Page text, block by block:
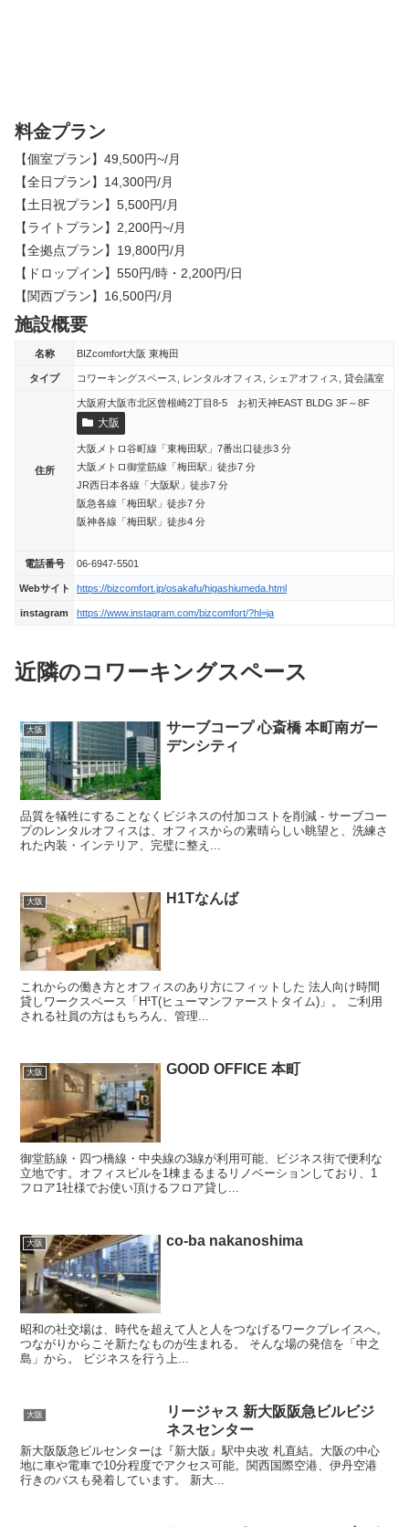
料金プラン
【個室プラン】49,500円~/月
【全日プラン】14,300円/月
【土日祝プラン】5,500円/月
【ライトプラン】2,200円~/月
【全拠点プラン】19,800円/月
【ドロップイン】550円/時・2,200円/日
【関西プラン】16,500円/月
施設概要
名称 BIZcomfort大阪 東梅田
タイプ コワーキングスペース, レンタルオフィス, シェアオフィス, 貸会議室
住所
大阪府大阪市北区曾根崎2丁目8-5 お初天神EAST BLDG 3F～8F
大阪
大阪メトロ谷町線「東梅田駅」7番出口徒歩3 分
大阪メトロ御堂筋線「梅田駅」徒歩7 分
JR西日本各線「大阪駅」徒歩7 分
阪急各線「梅田駅」徒歩7 分
阪神各線「梅田駅」徒歩4 分
電話番号 06-6947-5501
Webサイト https://bizcomfort.jp/osakafu/higashiumeda.html
instagram https://www.instagram.com/bizcomfort/?hl=ja
近隣のコワーキングスペース
大阪
サーブコープ 心斎橋 本町南ガー
デンシティ
品質を犠牲にすることなくビジネスの付加コストを削減 - サーブコー
プのレンタルオフィスは、オフィスからの素晴らしい眺望と、洗練さ
れた内装・インテリア、完璧に整え...
大阪 H1Tなんば
これからの働き方とオフィスのあり方にフィットした 法人向け時間
貸しワークスペース「H¹T(ヒューマンファーストタイム)」。 ご利用
される社員の方はもちろん、管理...
大阪 GOOD OFFICE 本町
御堂筋線・四つ橋線・中央線の3線が利用可能、ビジネス街で便利な
立地です。オフィスビルを1棟まるまるリノベーションしており、1
フロア1社様でお使い頂けるフロア貸し...
大阪 co-ba nakanoshima
昭和の社交場は、時代を超えて人と人をつなげるワークプレイスへ。
つながりからこそ新たなものが生まれる。 そんな場の発信を「中之
島」から。 ビジネスを行う上...
大阪
リージャス 新大阪阪急ビルビジ
ネスセンター
新大阪阪急ビルセンターは『新大阪』駅中央改 札直結。大阪の中心
地に車や電車で10分程度でアクセス可能。関西国際空港、伊丹空港
行きのバスも発着しています。 新大...